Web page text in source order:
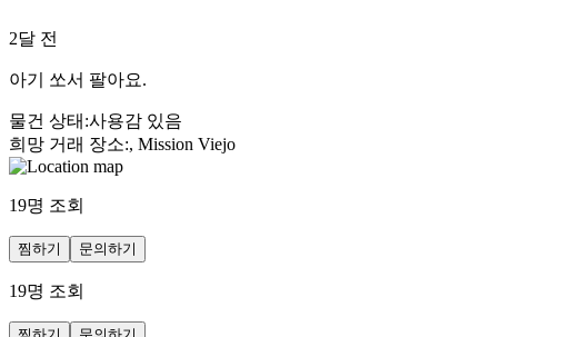
2달 전
아기 쏘서 팔아요.
물건 상태 :사용감 있음
희망 거래 장소:, Mission Viejo
19명 조회
찜하기 문의하기
19명 조회